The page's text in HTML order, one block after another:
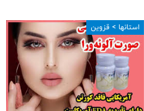
استانها > قزوین